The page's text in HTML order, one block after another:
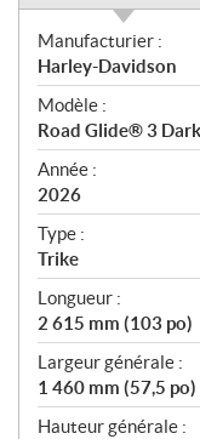
S
p
é
c
i
f
i
c
a
t
i
o
n
s
Manufacturier :
Harley-Davidson
Modèle :
Road Glide® 3
Année :
2026
Type :
Trike
Longueur :
2 615 mm (103 po)
Largeur générale :
1 460 mm (57,5 po)
Hauteur générale :